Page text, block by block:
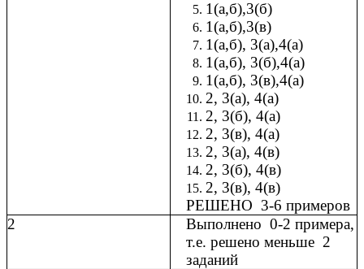
1(а,б),3(б)
1(а,б),3(в)
1(а,б), 3(а),4(а)
1(а,б), 3(б),4(а)
1(а,б), 3(в),4(а)
2, 3(а), 4(а)
2, 3(б), 4(а)
2, 3(в), 4(а)
2, 3(а), 4(в)
2, 3(б), 4(в)
2, 3(в), 4(в)
РЕШЕНО 3-6 примеров
2
Выполнено 0-2 примера,
т.е. решено меньше 2
заданий